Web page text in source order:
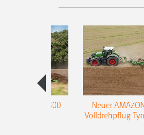
Teres 300
Neuer
Volldrehpflug